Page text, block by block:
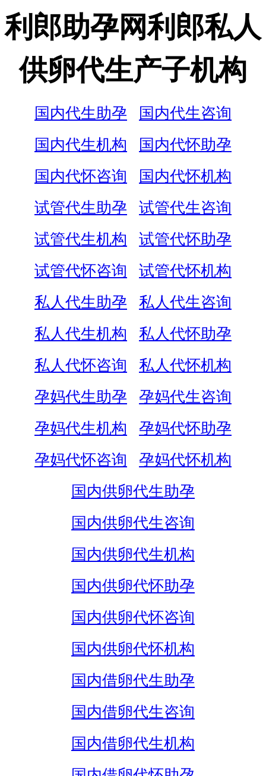
利郎助孕网利郎私人
供卵代生产子机构
国内代生助孕
国内代生咨询
国内代生机构
国内代怀助孕
国内代怀咨询
国内代怀机构
试管代生助孕
试管代生咨询
试管代生机构
试管代怀助孕
试管代怀咨询
试管代怀机构
私人代生助孕
私人代生咨询
私人代生机构
私人代怀助孕
私人代怀咨询
私人代怀机构
孕妈代生助孕
孕妈代生咨询
孕妈代生机构
孕妈代怀助孕
孕妈代怀咨询
孕妈代怀机构
国内供卵代生助孕
国内供卵代生咨询
国内供卵代生机构
国内供卵代怀助孕
国内供卵代怀咨询
国内供卵代怀机构
国内借卵代生助孕
国内借卵代生咨询
国内借卵代生机构